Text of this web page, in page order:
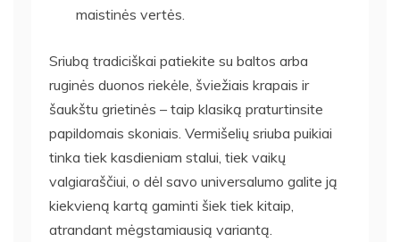
maistinės vertės.
Sriubą tradiciškai patiekite su baltos arba
ruginės duonos riekėle, šviežiais krapais ir
šaukštu grietinės – taip klasiką praturtinsite
papildomais skoniais. Vermišelių sriuba puikiai
tinka tiek kasdieniam stalui, tiek vaikų
valgiaraščiui, o dėl savo universalumo galite ją
kiekvieną kartą gaminti šiek tiek kitaip,
atrandant mėgstamiausią variantą.